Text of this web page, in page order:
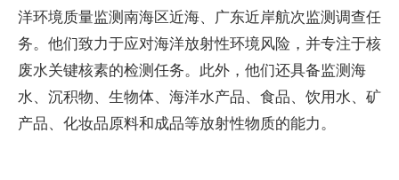
洋环境质量监测南海区近海、广东近岸航次监测调查任
务。他们致力于应对海洋放射性环境风险，并专注于核
废水关键核素的检测任务。此外，他们还具备监测海
水、沉积物、生物体、海洋水产品、食品、饮用水、矿
产品、化妆品原料和成品等放射性物质的能力。